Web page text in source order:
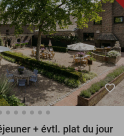
millions de membres
favorite_border
+ évtl. plat du jour